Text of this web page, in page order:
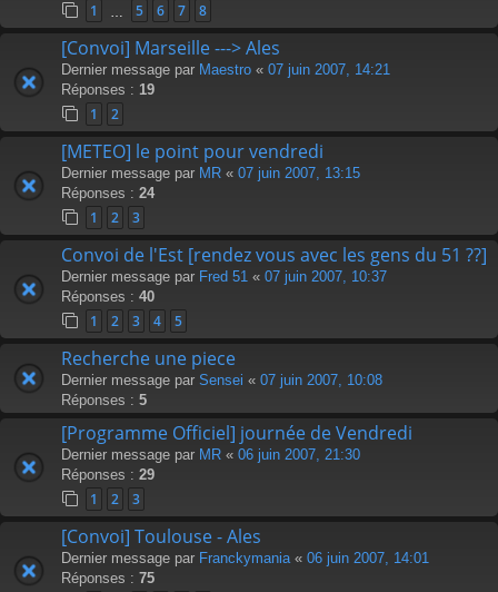
1 5 6 7 8
[Convoi] Marseille ---> Ales
Dernier message par Maestro « 07 juin 2007, 14:21
Réponses : 19
1 2
[METEO] le point pour vendredi
Dernier message par MR « 07 juin 2007, 13:15
Réponses : 24
1 2 3
Convoi de l'Est [rendez vous avec les gens du 51 ??]
Dernier message par Fred 51 « 07 juin 2007, 10:37
Réponses : 40
1 2 3 4 5
Recherche une piece
Dernier message par Sensei « 07 juin 2007, 10:08
Réponses : 5
[Programme Officiel] journée de Vendredi
Dernier message par MR « 06 juin 2007, 21:30
Réponses : 29
1 2 3
[Convoi] Toulouse - Ales
Dernier message par Franckymania « 06 juin 2007, 14:01
Réponses : 75